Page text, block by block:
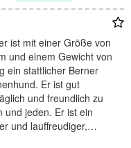
ist mit einer Größe von
und einem Gewicht von
ein stattlicher Berner
Er ist gut
und freundlich zu
und jeden. Er ist ein
und lauffreudiger,…